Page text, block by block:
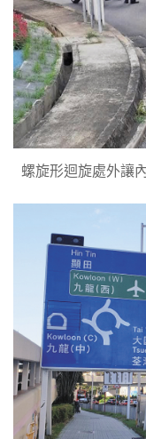
螺旋形迴旋處外讓